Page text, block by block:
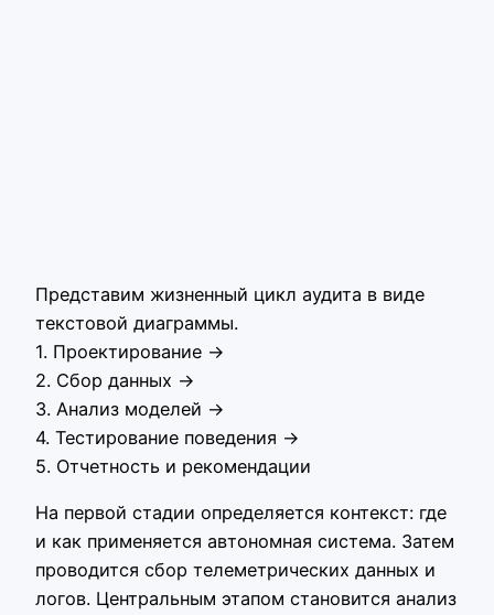
Представим жизненный цикл аудита в виде
текстовой диаграммы.
1. Проектирование →
2. Сбор данных →
3. Анализ моделей →
4. Тестирование поведения →
5. Отчетность и рекомендации
На первой стадии определяется контекст: где
и как применяется автономная система. Затем
проводится сбор телеметрических данных и
логов. Центральным этапом становится анализ